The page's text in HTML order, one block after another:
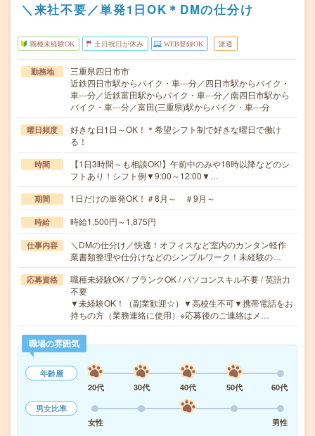
＼来社不要／単発1日OK＊DMの仕分け
職種未経験OK 土日祝日が休み WEB登録OK 派遣
勤務地
三重県四日市市
近鉄四日市駅からバイク・車---分／四日市駅からバイク・
車---分／近鉄富田駅からバイク・車---分／南四日市駅から
バイク・車---分／富田(三重県)駅からバイク・車---分
曜日頻度
好きな日1日～OK！＊希望シフト制で好きな曜日で働け
る！
時間
【1日3時間～も相談OK!】午前中のみや18時以降などのシ
フトあり！シフト例▼9:00～12:00▼…
期間 1日だけの単発OK！＃8月～ ＃9月～
時給 時給1,500円～1,875円
仕事内容
＼DMの仕分け／快適！オフィスなど室内のカンタン軽作
業書類整理や仕分けなどのシンプルワーク！未経験の…
応募資格
職種未経験OK / ブランクOK / パソコンスキル不要 / 英語力
不要
▼未経験OK！（副業歓迎☆）▼高校生不可▼携帯電話をお
持ちの方（業務連絡に使用）※応募後のご連絡はメ…
職場の雰囲気
年齢層
20代
30代 40代 50代
60代
男女比率
女性
男性